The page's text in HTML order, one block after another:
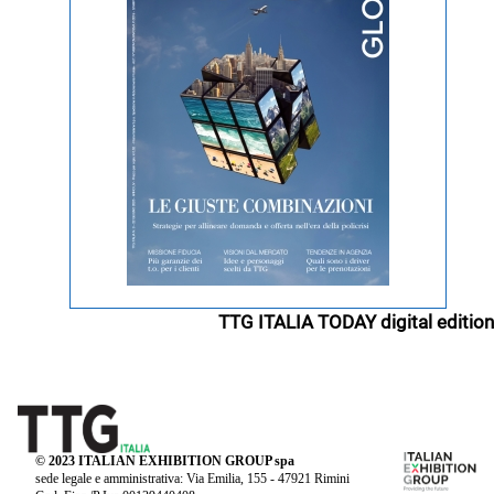
TTG ITALIA TODAY digital edition
© 2023 ITALIAN EXHIBITION GROUP spa
sede legale e amministrativa: Via Emilia, 155 - 47921 Rimini